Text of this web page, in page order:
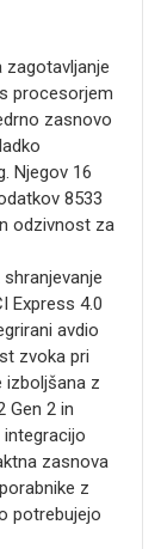
zagotavljanje
procesorjem
zasnovo
Njegov 16
8533
odzivnost za
Express 4.0
avdio
zvoka pri
izboljšana z
Gen 2 in
zasnova
z
potrebujejo